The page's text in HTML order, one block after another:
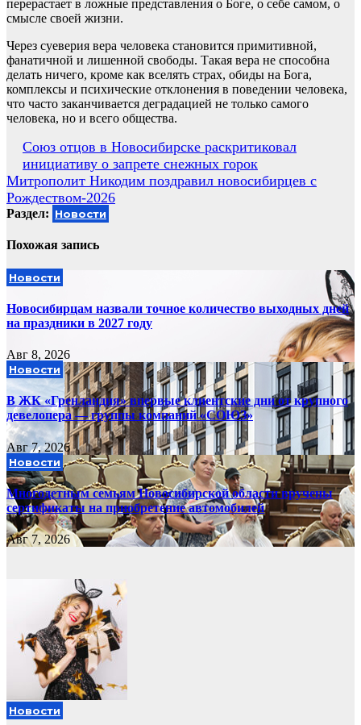
перерастает в ложные представления о Боге, о себе самом, о
смысле своей жизни.
Через суеверия вера человека становится примитивной,
фанатичной и лишенной свободы. Такая вера не способна
делать ничего, кроме как вселять страх, обиды на Бога,
комплексы и психические отклонения в поведении человека,
что часто заканчивается деградацией не только самого
человека, но и всего общества.
Навигация
по
записям
Союз отцов в Новосибирске раскритиковал
инициативу о запрете снежных горок
Митрополит Никодим поздравил новосибирцев с
Рождеством-2026
Раздел: Новости
Похожая запись
Новости
Новосибирцам назвали точное количество выходных дней
на праздники в 2027 году
Авг 8, 2026
Новости
В ЖК «Гренландия» впервые клиентские дни от крупного
девелопера — группы компаний «СОЮЗ»
Авг 7, 2026
Новости
Многодетным семьям Новосибирской области вручены
сертификаты на приобретение автомобилей
Авг 7, 2026
Новости